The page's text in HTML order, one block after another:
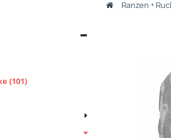
(101)
Ranzen +